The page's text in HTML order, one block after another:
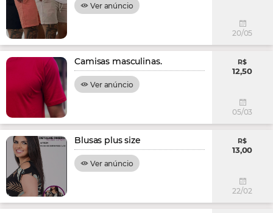
Ver anúncio
20/05
Camisas masculinas.
Ver anúncio
R$
12,50
05/03
Blusas plus size
Ver anúncio
R$
13,00
22/02